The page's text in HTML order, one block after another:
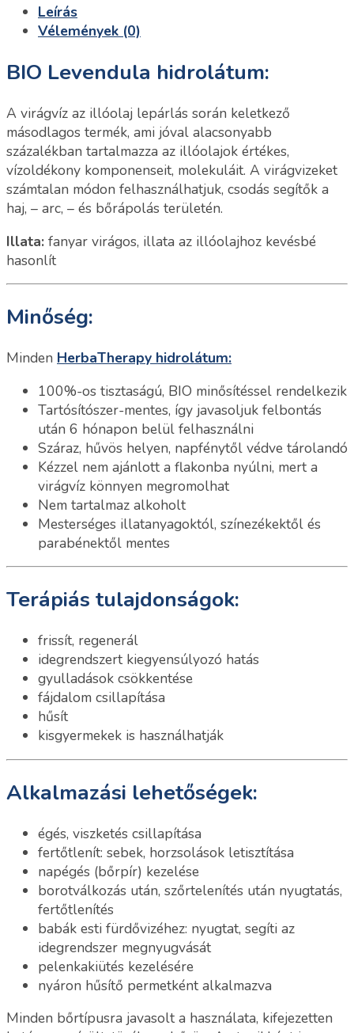
Leírás
Vélemények (0)
BIO Levendula hidrolátum:
A virágvíz az illóolaj lepárlás során keletkező
másodlagos termék, ami jóval alacsonyabb
százalékban tartalmazza az illóolajok értékes,
vízoldékony komponenseit, molekuláit. A virágvizeket
számtalan módon felhasználhatjuk, csodás segítők a
haj, – arc, – és bőrápolás területén.
Illata: fanyar virágos, illata az illóolajhoz kevésbé
hasonlít
Minőség:
Minden HerbaTherapy hidrolátum:
100%-os tisztaságú, BIO minősítéssel rendelkezik
Tartósítószer-mentes, így javasoljuk felbontás
után 6 hónapon belül felhasználni
Száraz, hűvös helyen, napfénytől védve tárolandó
Kézzel nem ajánlott a flakonba nyúlni, mert a
virágvíz könnyen megromolhat
Nem tartalmaz alkoholt
Mesterséges illatanyagoktól, színezékektől és
parabénektől mentes
Terápiás tulajdonságok:
frissít, regenerál
idegrendszert kiegyensúlyozó hatás
gyulladások csökkentése
fájdalom csillapítása
hűsít
kisgyermekek is használhatják
Alkalmazási lehetőségek:
égés, viszketés csillapítása
fertőtlenít: sebek, horzsolások letisztítása
napégés (bőrpír) kezelése
borotválkozás után, szőrtelenítés után nyugtatás,
fertőtlenítés
babák esti fürdővizéhez: nyugtat, segíti az
idegrendszer megnyugvását
pelenkakiütés kezelésére
nyáron hűsítő permetként alkalmazva
Minden bőrtípusra javasolt a használata, kifejezetten